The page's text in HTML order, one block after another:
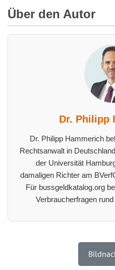
Über den Autor
Dr. Philipp
Dr. Philipp Hammerich
Rechtsanwalt in
der Universität
damaligen Richter am
Für bussgeldkatalog.org
Verbraucherfragen